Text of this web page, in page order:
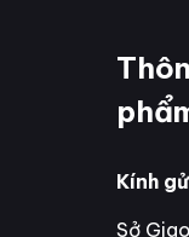
Kính
Sở